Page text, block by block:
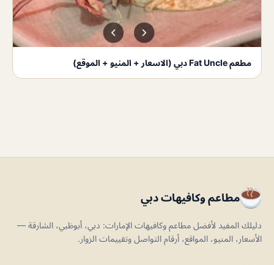
مطعم Fat Uncle دبي (الاسعار + المنيو + الموقع)
مطاعم وكافيهات دبي
دليلك المفيد لأفضل مطاعم وكافيهات الإمارات: دبي، أبوظبي، الشارقة —
الأسعار، المنيو، المواقع، أرقام التواصل وتقييمات الزوار.